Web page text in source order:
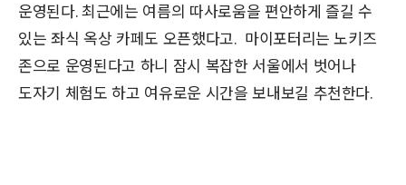
운영된다. 최근에는 여름의 따사로움을 편안하게 즐길 수
있는 좌식 옥상 카페도 오픈했다고. 마이포터리는 노키즈
존으로 운영된다고 하니 잠시 복잡한 서울에서 벗어나
도자기 체험도 하고 여유로운 시간을 보내보길 추천한다.